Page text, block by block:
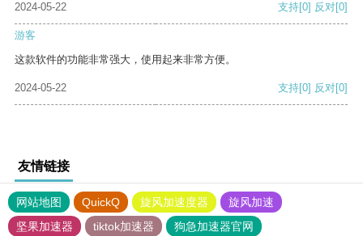
2024-05-22
支持[0] 反对[0]
游客
这款软件的功能非常强大，使用起来非常方便。
2024-05-22 支持[0] 反对[0]
友情链接
网站地图 QuickQ 旋风加速度器
旋风加速
坚果加速器
tiktok加速器
狗急加速器官网